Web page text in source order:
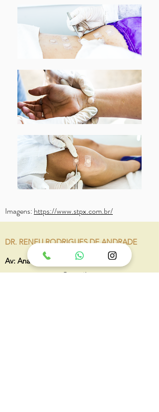
Imagens: https://www.stpx.com.br/
DR. RENEU RODRIGUES DE ANDRADE
Av: Ana Costa n° 221 cj 83 Santos - SP
acupuntura.reneu@gmail.com